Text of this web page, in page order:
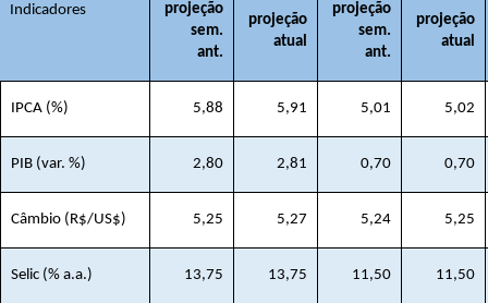
Indicadores
projeção
sem.
ant.
projeção
atual
projeção
sem.
ant.
projeção
atual
IPCA (%) 5,88 5,91 5,01 5,02
PIB (var. %) 2,80 2,81 0,70 0,70
Câmbio (R$/US$) 5,25 5,27 5,24 5,25
Selic (% a.a.) 13,75 13,75 11,50 11,50